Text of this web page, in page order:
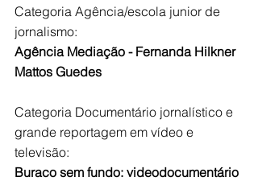
Categoria Agência/escola junior de
jornalismo:
Agência Mediação - Fernanda Hilkner
Mattos Guedes
Categoria Documentário jornalístico e
grande reportagem em vídeo e
televisão:
Buraco sem fundo: videodocumentário